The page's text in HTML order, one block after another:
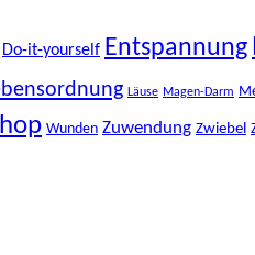
Do-it-yourself Entspannung
Läuse Magen-Darm
Wunden Zuwendung Zwiebel